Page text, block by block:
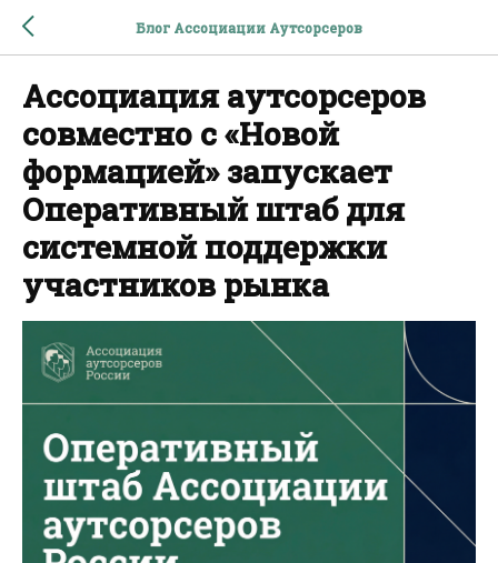
Блог Ассоциации Аутсорсеров
Ассоциация аутсорсеров
совместно с «Новой
формацией» запускает
Оперативный штаб для
системной поддержки
участников рынка